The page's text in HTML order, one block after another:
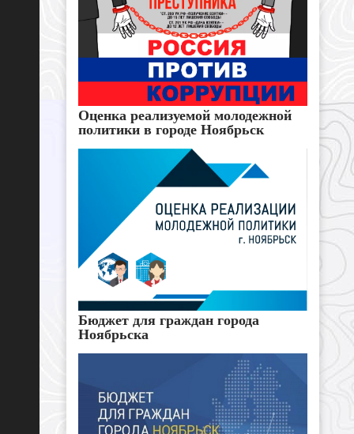
Оценка реализуемой молодежной
политики в городе Ноябрьск
Бюджет для граждан города
Ноябрьска